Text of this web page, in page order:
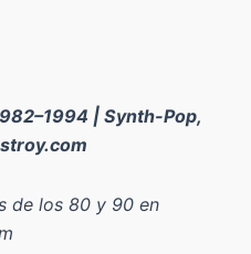
| Synth-Pop,
de los 80 y 90 en